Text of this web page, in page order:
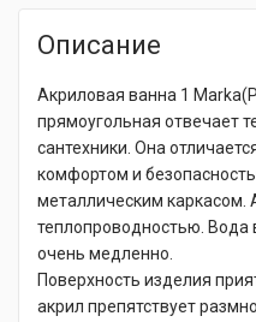
Описание
Акриловая ванна 1
прямоугольная отвечает
сантехники. Она
комфортом и
металлическим каркасом.
теплопроводностью. Вода
очень медленно.
Поверхность изделия
акрил препятствует